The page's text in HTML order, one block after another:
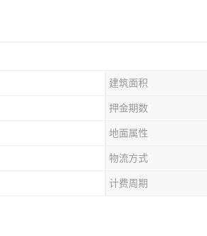
建筑面积
押金期数
地面属性
物流方式
计费周期